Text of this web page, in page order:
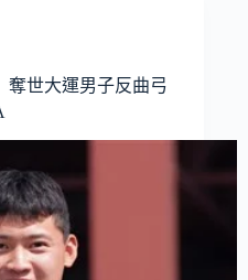
世大運男子反曲弓